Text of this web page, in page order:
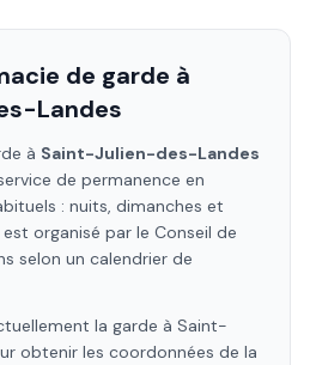
de garde à
Landes
à Saint-Julien-des-Landes
de permanence en
: nuits, dimanches et
organisé par le Conseil de
selon un calendrier de
la garde à Saint-
obtenir les coordonnées de la